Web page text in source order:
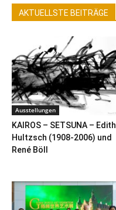
AKTUELLSTE BEITRÄGE
Ausstellungen
KAIROS – SETSUNA – Edith
Hultzsch (1908-2006) und
René Böll